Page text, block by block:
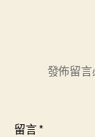
發佈留
留言*